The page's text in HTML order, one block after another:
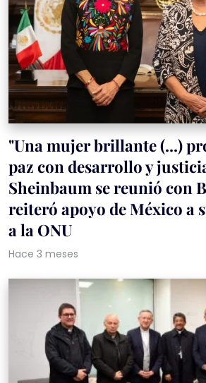
"Una mujer brillante (...)
paz con desarrollo y
Sheinbaum se reunió con
reiteró apoyo de México a
a la ONU
Hace 3 meses